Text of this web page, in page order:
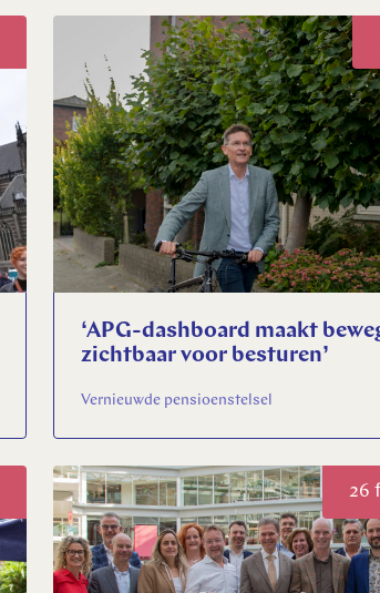
‘APG-dashboard maakt
zichtbaar voor besturen’
Vernieuwde pensioenstelsel
26